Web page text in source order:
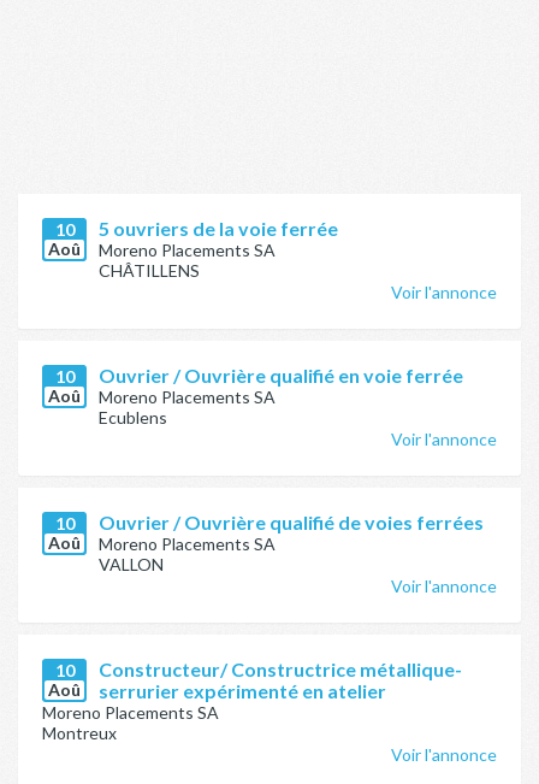
10
Aoû
5 ouvriers de la voie ferrée
Moreno Placements SA
CHÂTILLENS
Voir l'annonce
10
Aoû
Ouvrier / Ouvrière qualifié en voie ferrée
Moreno Placements SA
Ecublens
Voir l'annonce
10
Aoû
Ouvrier / Ouvrière qualifié de voies ferrées
Moreno Placements SA
VALLON
Voir l'annonce
10
Aoû
Constructeur/ Constructrice métallique-
serrurier expérimenté en atelier
Moreno Placements SA
Montreux
Voir l'annonce